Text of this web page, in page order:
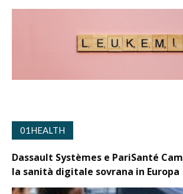
01HEALTH
Dassault Systèmes e PariSanté
la sanità digitale sovrana in Europa